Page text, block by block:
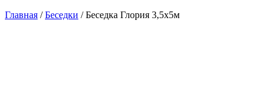
Главная /Беседки / Беседка Глория 3,5х5м